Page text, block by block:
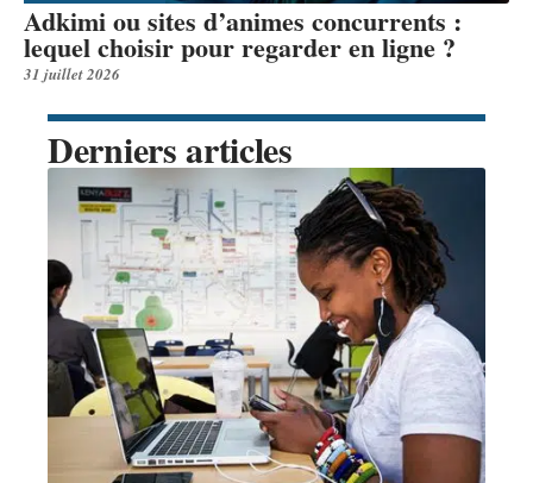
Adkimi ou sites d’animes concurrents :
lequel choisir pour regarder en ligne ?
31 juillet 2026
Derniers articles